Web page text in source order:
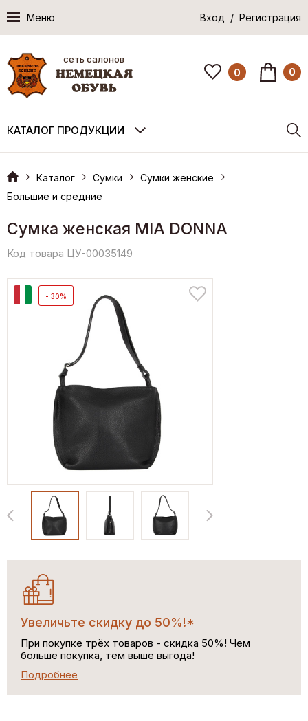
Меню Вход / Регистрация
сеть салонов
0 0
КАТАЛОГ ПРОДУКЦИИ
Каталог Сумки
Сумки женские
Большие и средние
Сумка женская MIA DONNA
Код товара ЦУ-00035149
- 30%
Увеличьте скидку до 50%!*
При покупке трёх товаров - скидка 50%! Чем
больше покупка, тем выше выгода!
Подробнее